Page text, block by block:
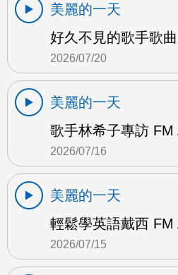
美麗的一天
好久不見的歌手歌
2026/07/20
美麗的一天
歌手林希子專訪 FM
2026/07/16
美麗的一天
輕鬆學英語戴西 FM
2026/07/15